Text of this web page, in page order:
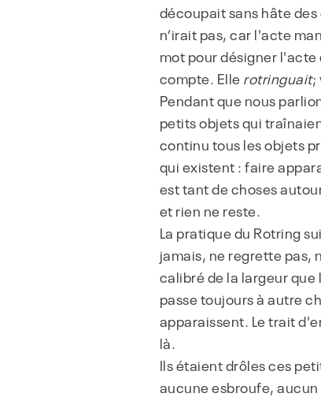
découpait sans hâte
n’irait pas, car l'acte
mot pour désigner
compte. Elle rotringuait;
Pendant que nous
petits objets qui
continu tous les objets
qui existent : faire
est tant de choses
et rien ne reste.
La pratique du Rotring
jamais, ne regrette pas,
calibré de la largeur
passe toujours à autre
apparaissent. Le trait
là.
Ils étaient drôles ces
aucune esbroufe,